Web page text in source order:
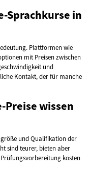
Sprachkurse in
Plattformen wie
mit Preisen zwischen
und
Kontakt, der für manche
Preise wissen
und Qualifikation der
sind teurer, bieten aber
kosten